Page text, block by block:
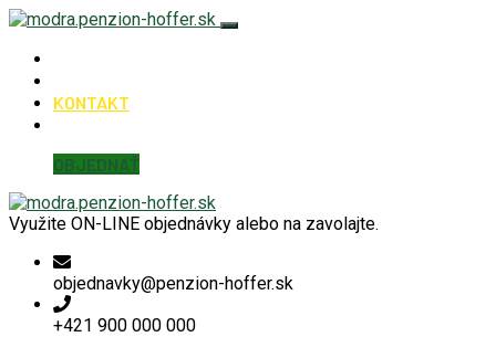
KONTAKT
OBJEDNAŤ
Využite ON-LINE objednávky alebo na zavolajte.
objednavky@penzion-hoffer.sk
+421 900 000 000